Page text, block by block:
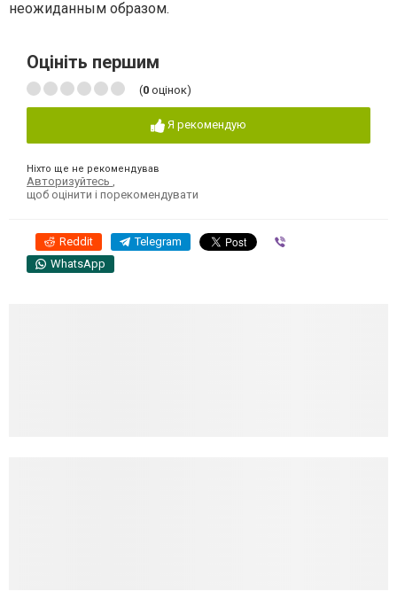
неожиданным образом.
Оцініть першим
(0 оцінок)
Я рекомендую
Ніхто ще не рекомендував
Авторизуйтесь
щоб оцінити і порекомендувати
Reddit Telegram
WhatsApp